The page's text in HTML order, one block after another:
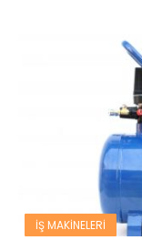
İŞ MAKINELERI